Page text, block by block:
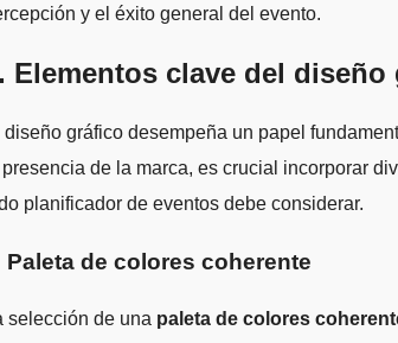
y el éxito general del evento.
Elementos clave del
diseño gráfico desempeña un papel
de la marca, es crucial incorporar
planificador de eventos debe considerar.
Paleta de colores coherente
selección de una paleta de colores